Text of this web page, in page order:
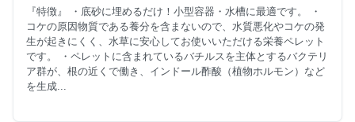
『特徴』 ・底砂に埋めるだけ！小型容器・水槽に最適です。 ・
コケの原因物質である養分を含まないので、水質悪化やコケの発
生が起きにくく、水草に安心してお使いいただける栄養ペレット
です。 ・ペレットに含まれているバチルスを主体とするバクテリ
ア群が、根の近くで働き、インドール酢酸（植物ホルモン）など
を生成...